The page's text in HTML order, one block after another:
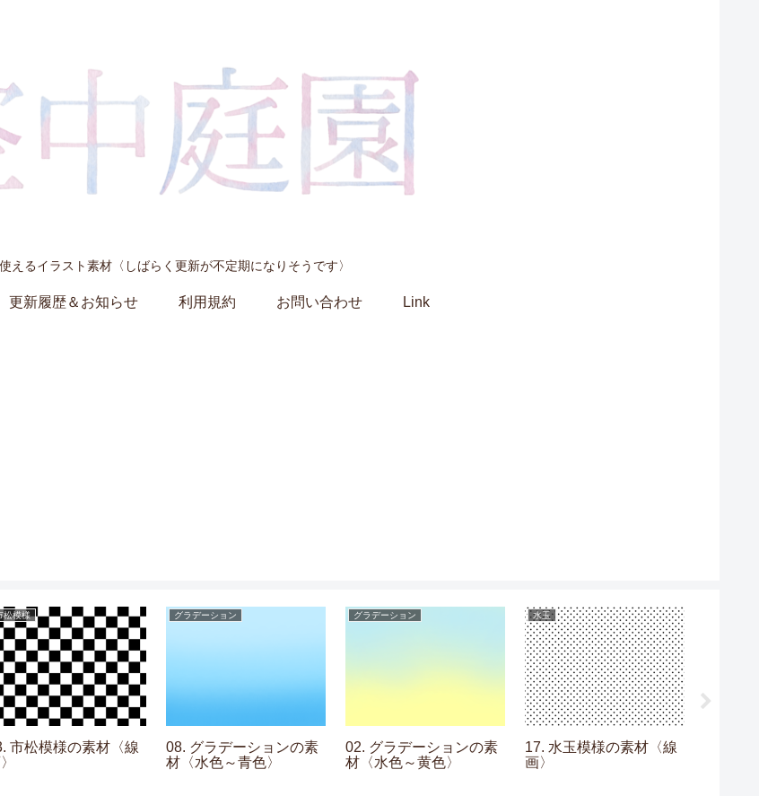
えるイラスト素材〈しばらく更新が不定期になりそうです〉
更新履歴＆お知らせ 利用規約 お問い合わせ Link
松模様
市松模様の素材〈線
グラデーション
08. グラデーションの素
材〈水色～青色〉
グラデーション
02. グラデーションの素
材〈水色～黄色〉
水玉
17. 水玉模様の素材〈線
画〉